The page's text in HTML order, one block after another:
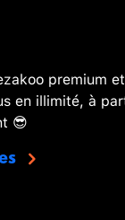
premium
en illimité, à
😎